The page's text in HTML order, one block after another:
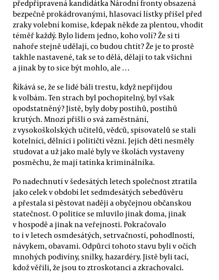
předpřipravená kandidátka Národní fronty obsazená
bezpečně prokádrovanými, hlasovací lístky přišel před
zraky volební komise, kdepak někde za plentou, vhodit
téměř každý. Bylo lidem jedno, koho volí? Že si ti
nahoře stejně udělají, co budou chtít? Že je to prostě
takhle nastavené, tak se to dělá, dělají to tak všichni
a jinak by to sice být mohlo, ale …
Říkává se, že se lidé báli trestu, když nepřijdou
k volbám. Ten strach byl pochopitelný, byl však
opodstatněný? Jistě, byly doby postihů, postihů
krutých. Mnozí přišli o svá zaměstnání,
z vysokoškolských učitelů, vědců, spisovatelů se stali
kotelníci, dělníci i političtí vězni. Jejich děti nesměly
studovat a už jako malé byly ve školách vystaveny
posměchu, že mají tatínka kriminálníka.
Po nadechnutí v šedesátých letech společnost ztratila
jako celek v období let sedmdesátých sebedůvěru
a přestala si pěstovat naději a obyčejnou občanskou
statečnost. O politice se mluvilo jinak doma, jinak
v hospodě a jinak na veřejnosti. Pokračovalo
to i v letech osmdesátých, setrvačností, pohodlností,
návykem, obavami. Odpůrci tohoto stavu byli v očích
mnohých podivíny, snílky, hazardéry. Jistě byli tací,
kdož věřili, že jsou to ztroskotanci a zkrachovalci.